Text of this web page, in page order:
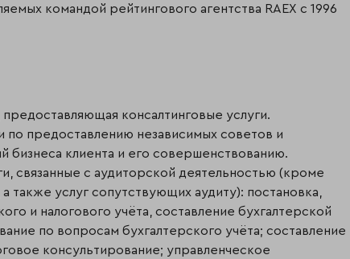
командой рейтингового агентства RAEX с 1996
предоставляющая консалтинговые услуги.
по предоставлению независимых советов и
клиента и его совершенствованию.
связанные с аудиторской деятельностью (кроме
также услуг сопутствующих аудиту): постановка,
и налогового учёта, составление бухгалтерской
по вопросам бухгалтерского учёта; составление
консультирование; управленческое